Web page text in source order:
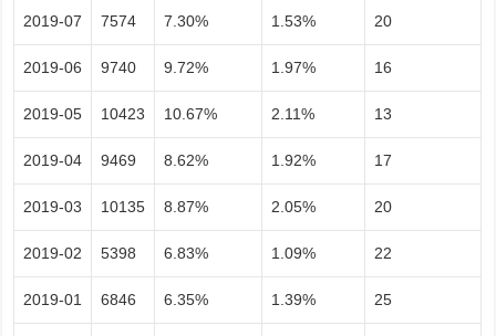
2019-07 7574 7.30% 1.53% 20
2019-06 9740 9.72% 1.97% 16
2019-05 10423 10.67% 2.11% 13
2019-04 9469 8.62% 1.92% 17
2019-03 10135 8.87% 2.05% 20
2019-02 5398 6.83% 1.09% 22
2019-01 6846 6.35% 1.39% 25